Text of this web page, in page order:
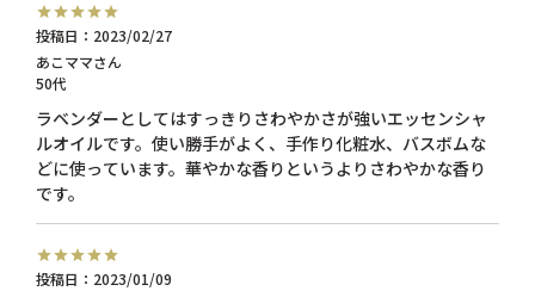
あこママ
50代
投稿日 2023/02/27
ラベンダーとしてはすっきりさわやかさが強いエッセンシャ
ルオイルです。使い勝手がよく、手作り化粧水、バスボムな
どに使っています。華やかな香りというよりさわやかな香り
です。
投稿日 2023/01/09